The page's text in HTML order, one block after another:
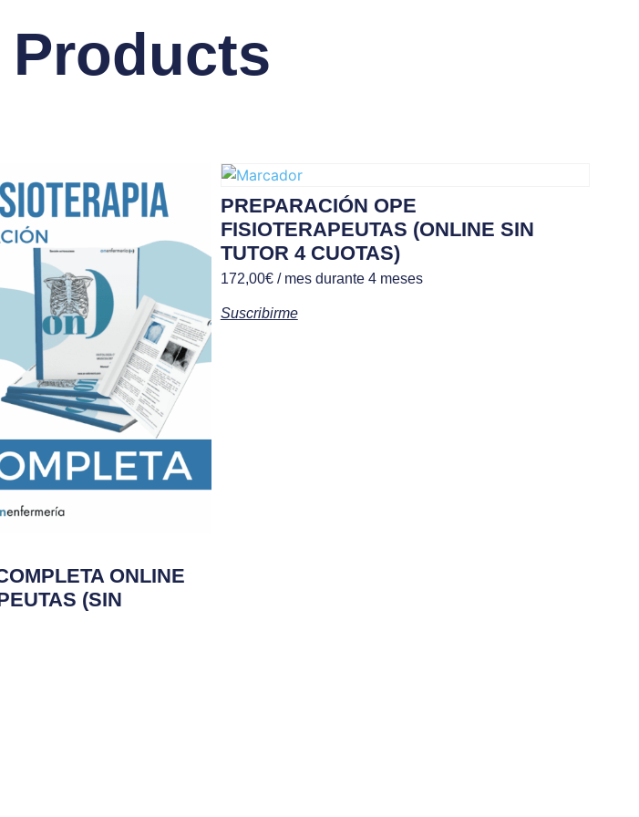
Products
ONLINE
(SIN
PREPARACIÓN OPE
FISIOTERAPEUTAS (ONLINE SIN
TUTOR 4 CUOTAS)
172,00€ / mes durante 4 meses
Suscribirme